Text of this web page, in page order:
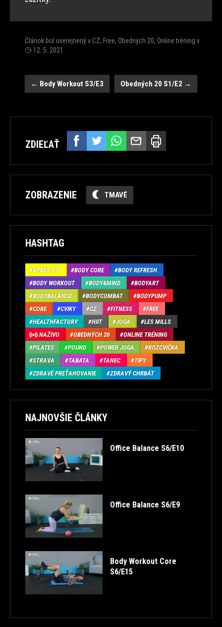
Článok bol uverejnený vCZ, Free, Obedných 20, Online tréning v
12. 5. 2021
Post
← Body Workout S3/E3 Obedných 20 S1/E2 →
ZDIEĽAŤ
ZOBRAZENIE TMAVÉ
HASHTAG
APRÉS-FIT BODY CORE
BODY REFRESH
BODY WORKOUT
BODY&MIND
BODYART
BODYBALANCE
BODYCOMBAT
BODYPUMP
CORE
CVIKY CZ FITNESS
FREE
HEALTHFACTORY
HIIT JOGA
LES MILLS
NAŽIVO
OBEDNÝCH 20
ONLINE TRÉNING
PILATES
POUND POWER JOGA
ROZCVIČKA
STRAVA
TABATA TANEC
TIPY
ZDRAVÉ PREŤAHOVANIE
ZDRAVÝ CHRBÁT
NAJNOVŠIE ČLÁNKY
Office Balance S6/E10
Office Balance S6/E9
Body Workout Core
S6/E15